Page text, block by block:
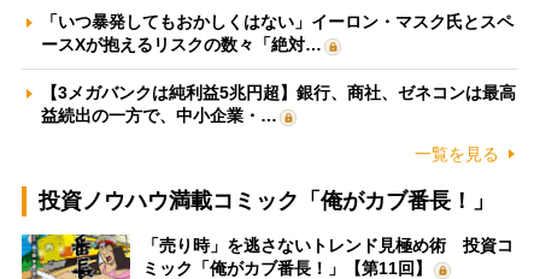
「いつ暴発してもおかしくはない」イーロン・マスク氏とスペ
ースXが抱えるリスクの数々「絶対…
【3メガバンクは純利益5兆円超】銀行、商社、ゼネコンは最高
益続出の一方で、中小企業・…
一覧を見る
投資ノウハウ満載コミック「俺がカブ番長！」
「売り時」を逃さないトレンド見極め術 投資コ
ミック「俺がカブ番長！」【第11回】